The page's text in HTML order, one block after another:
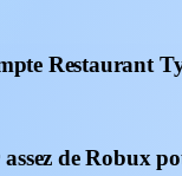
Restaurant
de Robux